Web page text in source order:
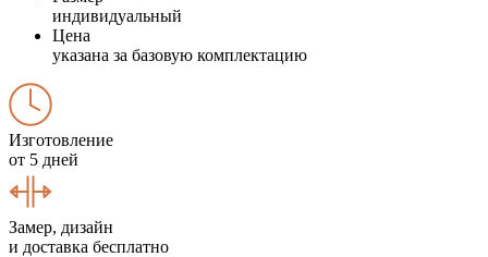
индивидуальный
Цена
указана за базовую комплектацию
Изготовление
от 5 дней
Замер, дизайн
и доставка бесплатно